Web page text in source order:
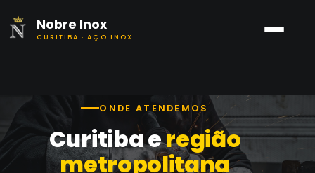
Nobre Inox
CURITIBA · AÇO INOX
ONDE ATENDEMOS
Curitiba eregião
metropolitana